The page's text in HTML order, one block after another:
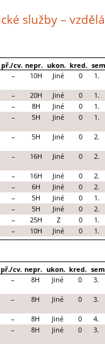
služby –
př./cv. nepr. ukon. kred.
– 10H Jiné 0 1.
– 20H Jiné 0
1.
– 8H Jiné 0
1.
– 5H Jiné 0 1.
– 5H Jiné 0 2.
– 16H Jiné 0 2.
– 16H Jiné 0
2.
– 6H Jiné 0
2.
– 5H Jiné 0
1.
– 5H Jiné 0
2.
– 25H Z 0
1.
– 10H Jiné 0 1.
př./cv. nepr. ukon. kred.
– 8H Jiné 0 3.
– 8H Jiné 0 3.
– 8H Jiné 0
4.
– 8H Jiné 0 3.